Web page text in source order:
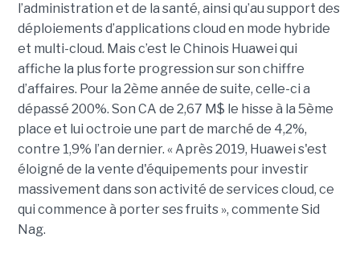
l’administration et de la santé, ainsi qu’au support des
déploiements d’applications cloud en mode hybride
et multi-cloud. Mais c’est le Chinois Huawei qui
affiche la plus forte progression sur son chiffre
d’affaires. Pour la 2ème année de suite, celle-ci a
dépassé 200%. Son CA de 2,67 M$ le hisse à la 5ème
place et lui octroie une part de marché de 4,2%,
contre 1,9% l’an dernier. « Après 2019, Huawei s'est
éloigné de la vente d'équipements pour investir
massivement dans son activité de services cloud, ce
qui commence à porter ses fruits », commente Sid
Nag.